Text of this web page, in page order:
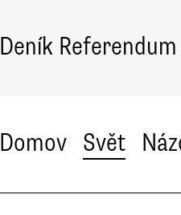
Deník Referendum
Domov Svět